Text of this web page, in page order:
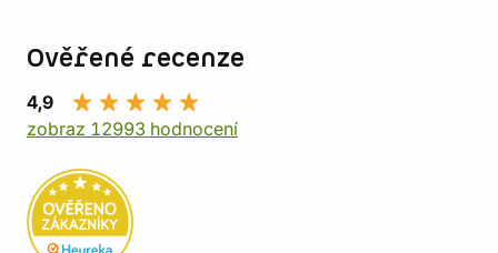
Ověřené recenze
4,9
zobraz 12993 hodnocení